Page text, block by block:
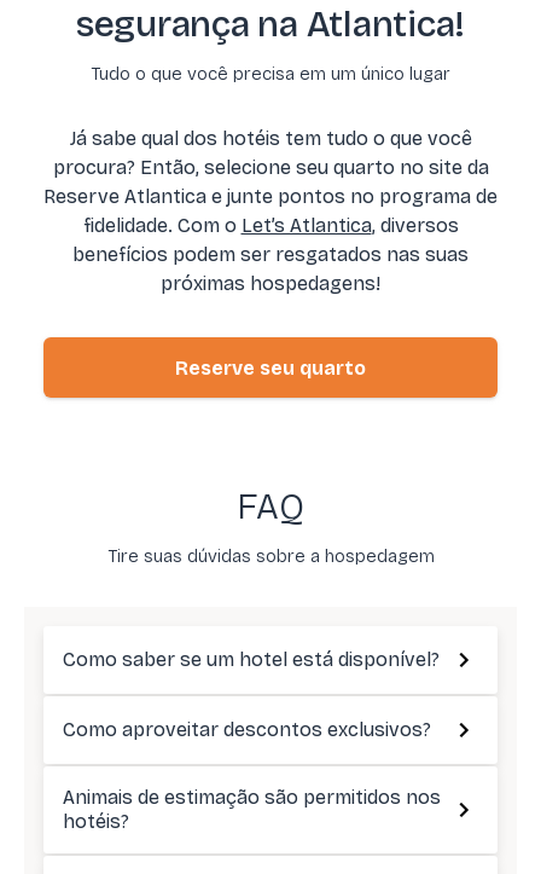
segurança na Atlantica!
Tudo o que você precisa em um único lugar
Já sabe qual dos hotéis tem tudo o que você
procura? Então, selecione seu quarto no site da
Reserve Atlantica e junte pontos no programa de
fidelidade. Com o Let’s Atlantica, diversos
benefícios podem ser resgatados nas suas
próximas hospedagens!
Reserve seu quarto
FAQ
Tire suas dúvidas sobre a hospedagem
Como saber se um hotel está disponível?
Como aproveitar descontos exclusivos?
Animais de estimação são permitidos nos
hotéis?